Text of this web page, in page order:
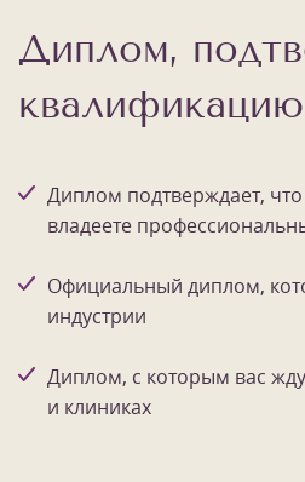
Диплом,
квалификацию
Диплом подтверждает,
владеете
Официальный диплом,
индустрии
Диплом, с которым вас
и клиниках